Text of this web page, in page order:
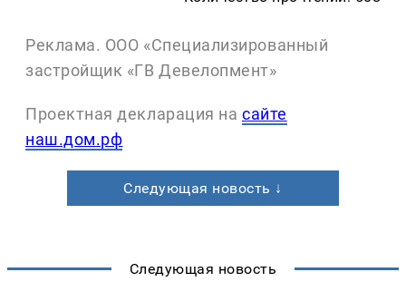
Реклама. ООО «Специализированный
застройщик «ГВ Девелопмент»
Проектная декларация на сайте
наш.дом.рф
Следующая новость ↓
Следующая новость